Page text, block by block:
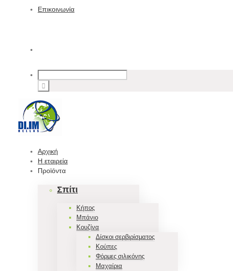
Επικοινωνία
Αρχική
Η εταιρεία
Προϊόντα
Σπίτι
Κήπος
Μπάνιο
Κουζίνα
Δίσκοι σερβιρίσματος
Κούπες
Φόρμες σιλικόνης
Μαχαίρια